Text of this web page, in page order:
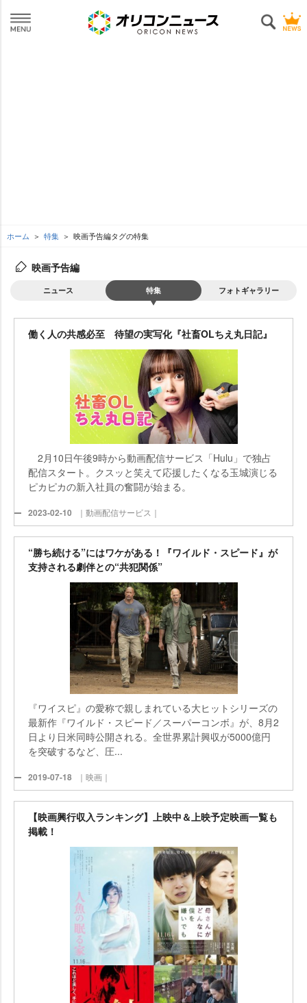
ホーム 特集 映画予告編タグの特集
映画予告編
ニュース 特集 フォトギャラリー
働く人の共感必至 待望の実写化『社畜OLちえ丸日記』
2月10日午後9時から動画配信サービス「Hulu」で独占
配信スタート。クスッと笑えて応援したくなる玉城演じる
ピカピカの新入社員の奮闘が始まる。
2023-02-10 ｜動画配信サービス｜
“勝ち続ける”にはワケがある！『ワイルド・スピード』が
支持される劇伴との“共犯関係”
『ワイスピ』の愛称で親しまれている大ヒットシリーズの
最新作『ワイルド・スピード／スーパーコンボ』が、8月2
日より日米同時公開される。全世界累計興収が5000億円
を突破するなど、圧...
2019-07-18 ｜映画｜
【映画興行収入ランキング】上映中＆上映予定映画一覧も
掲載！